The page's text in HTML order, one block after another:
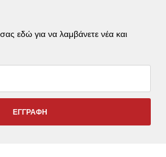
εδώ για να λαμβάνετε νέα και